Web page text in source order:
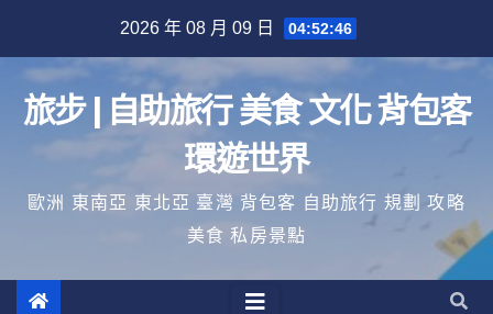
content
2026 年 08 月 09 日 04:52:46
旅步 | 自助旅行 美食 文化 背包客
環遊世界
歐洲 東南亞 東北亞 臺灣 背包客 自助旅行 規劃 攻略
美食 私房景點